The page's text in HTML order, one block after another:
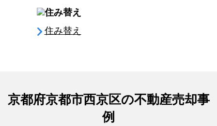
住み替え
京都府京都市西京区の不動産売却事
例